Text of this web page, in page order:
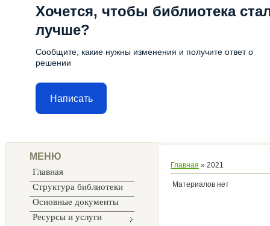
Хочется, чтобы библиотека
лучше?
Сообщите, какие нужны изменения и получите ответ о
решении
Написать
МЕНЮ
Главная
Структура библиотеки
Основные документы
Ресурсы и услуги
Главная » 2021
Материалов нет